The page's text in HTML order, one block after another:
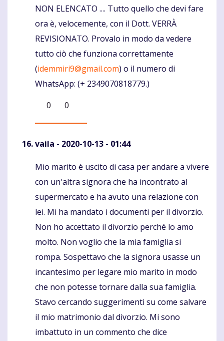
NON ELENCATO .... Tutto quello che devi fare
ora è, velocemente, con il Dott. VERRÀ
REVISIONATO. Provalo in modo da vedere
tutto ciò che funziona correttamente
(idemmiri9@gmail.com) o il numero di
WhatsApp: (+ 2349070818779.)
0
0
vaila - 2020-10-13 - 01:44
Komentaras
Mio marito è uscito di casa per andare a vivere
con un'altra signora che ha incontrato al
supermercato e ha avuto una relazione con
lei. Mi ha mandato i documenti per il divorzio.
Non ho accettato il divorzio perché lo amo
molto. Non voglio che la mia famiglia si
rompa. Sospettavo che la signora usasse un
incantesimo per legare mio marito in modo
che non potesse tornare dalla sua famiglia.
Stavo cercando suggerimenti su come salvare
il mio matrimonio dal divorzio. Mi sono
imbattuto in un commento che dice